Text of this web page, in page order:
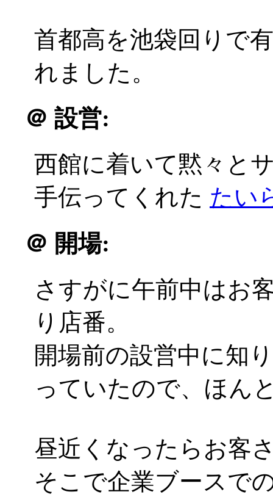
首都高を池袋回りで
れました。
＠ 設営:
西館に着いて黙々と
手伝ってくれた たい
＠ 開場:
さすがに午前中はお
り店番。
開場前の設営中に知
っていたので、ほん
昼近くなったらお客
そこで企業ブースで